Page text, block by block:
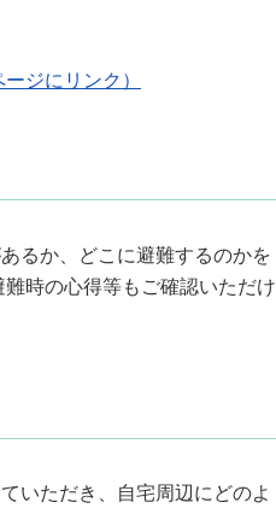
ジにリンク）
るか、どこに避難するのかを
時の心得等もご確認いただけ
いただき、自宅周辺にどのよ